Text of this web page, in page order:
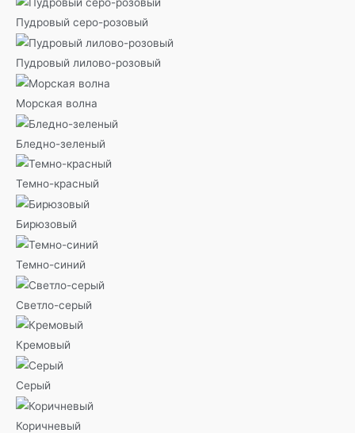
Пудровый серо-розовый
Пудровый лилово-розовый
Морская волна
Бледно-зеленый
Темно-красный
Бирюзовый
Темно-синий
Светло-серый
Кремовый
Серый
Коричневый